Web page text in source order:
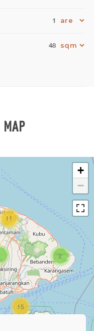
1
48
MAP
15
11
2
+
−